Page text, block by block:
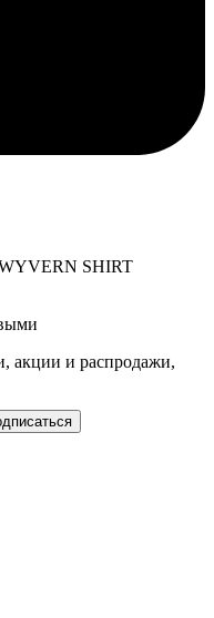
SHIRT
акции и распродажи,